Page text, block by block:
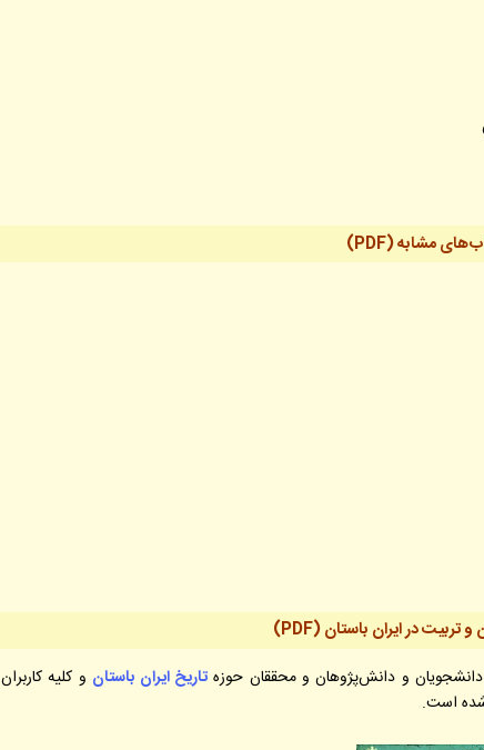
مشابه(PDF)
تربیت در ایران باستان(PDF)
و دانش‌پژوهان و محققان حوزهتاریخ ایران باستان و کلیه کاربران
شده است.